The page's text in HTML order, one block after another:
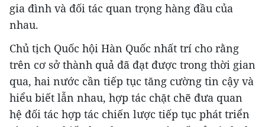
gia đình và đối tác quan trọng hàng đầu của
nhau.
Chủ tịch Quốc hội Hàn Quốc nhất trí cho rằng
trên cơ sở thành quả đã đạt được trong thời gian
qua, hai nước cần tiếp tục tăng cường tin cậy và
hiểu biết lẫn nhau, hợp tác chặt chẽ đưa quan
hệ đối tác hợp tác chiến lược tiếp tục phát triển